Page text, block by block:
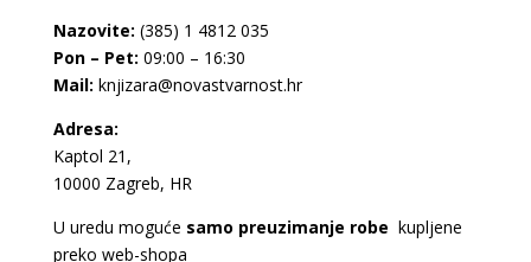
Nazovite: (385) 1 4812 035
Pon – Pet: 09:00 – 16:30
Mail: knjizara@novastvarnost.hr
Adresa:
Kaptol 21,
10000 Zagreb, HR
U uredu moguće samo preuzimanje robe kupljene
preko web-shopa